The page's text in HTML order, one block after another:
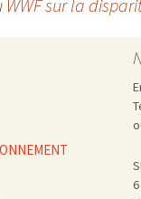
WWF sur la